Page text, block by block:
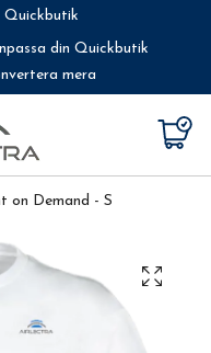
Quickbutik
din Quickbutik
mera
on Demand - S